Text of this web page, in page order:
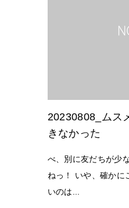
20230808_ムス
きなかった
べ、別に友だちが少
ねっ！ いや、確かに
いのは...